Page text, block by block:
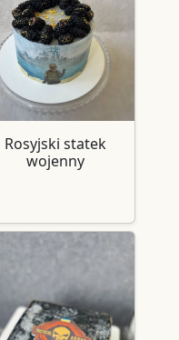
Rosyjski statek
wojenny